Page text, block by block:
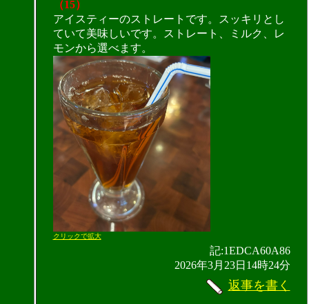
（15）
アイスティーのストレートです。スッキリとし
ていて美味しいです。ストレート、ミルク、レ
モンから選べます。
クリックで拡大
記:1EDCA60A86
2026年3月23日14時24分
返事を書く